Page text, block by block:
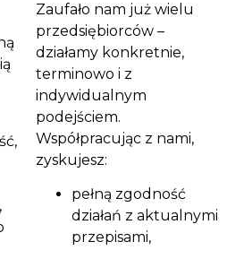
Zaufało nam już wielu
przedsiębiorców –
działamy konkretnie,
terminowo i z
indywidualnym
podejściem.
Współpracując z nami,
zyskujesz:
pełną zgodność
działań z aktualnymi
przepisami,